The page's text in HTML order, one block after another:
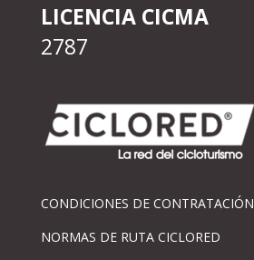
LICENCIA CICMA
2787
CONDICIONES DE CONTRATACIÓN
NORMAS DE RUTA CICLORED